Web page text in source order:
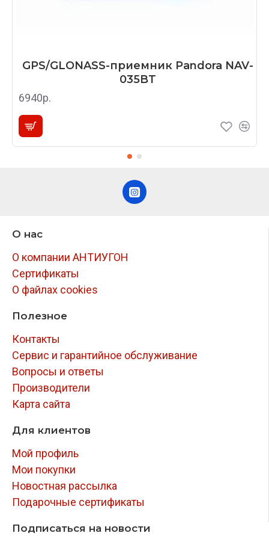
GPS/GLONASS-приемник Pandora NAV-
035BT
6940р.
О нас
О компании АНТИУГОН
Сертификаты
О файлах cookies
Полезное
Контакты
Сервис и гарантийное обслуживание
Вопросы и ответы
Производители
Карта сайта
Для клиентов
Мой профиль
Мои покупки
Новостная рассылка
Подарочные сертификаты
Подписаться на новости